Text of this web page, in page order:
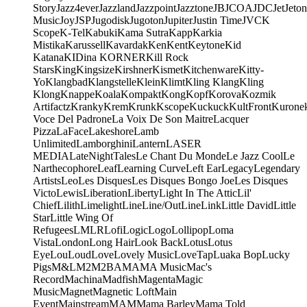
StoryJazz4everJazzlandJazzpointJazztoneJBJCOAJDCJetJeton
MusicJoyJSPJugodiskJugotonJupiterJustin TimeJVCK
ScopeK-TelKabukiKama SutraKappKarkia
MistikaKarussellKavardakKenKentKeytoneKid
KatanaKIDina KORNERKill Rock
StarsKingKingsizeKirshnerKismetKitchenwareKitty-
YoKlangbadKlangstelleKleinKlimtKling KlangKling
KlongKnappeKoalaKompaktKongKopfKorovaKozmik
ArtifactzKrankyKremKrunkKscopeKuckuckKultFront
Voce Del PadroneLa Voix De Son MaitreLacquer
PizzaLaFaceLakeshoreLamb
UnlimitedLamborghiniLanternLASER
MEDIALateNightTalesLe Chant Du MondeLe Jazz CoolLe
NarthecophoreLeafLearning CurveLeft EarLegacyLegendary
ArtistsLeoLes DisquesLes Disques Bongo JoeLes Disques
VictoLewisLiberationLibertyLight In The AtticLil'
ChiefLilithLimelightLineLine/OutLineLinkLittle DavidLittle
StarLittle Wing Of
RefugeesLMLRLofiLogicLogoLollipopLoma
VistaLondonLong HairLook BackLotusLotus
EyeLouLoudLoveLovely MusicLoveTapLuaka BopLucky
PigsM&LM2M2BAMAMA MusicMac's
RecordMachinaMadfishMagentaMagic
MusicMagnetMagnetic LoftMain
EventMainstreamMAMMama BarleyMama Told